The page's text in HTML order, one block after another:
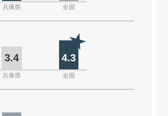
兵庫県 全国
3.4 4.3
兵庫県 全国